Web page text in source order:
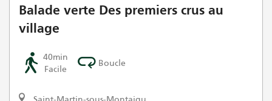
Balade verte Des premiers crus au
village
40min
Facile
Boucle